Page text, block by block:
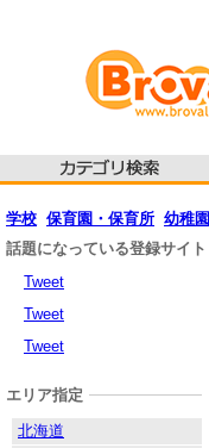
学校 保育園・保育所 幼稚園
話題になっている登録サイト
Tweet
Tweet
Tweet
エリア指定
北海道